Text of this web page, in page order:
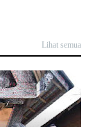
Lihat semua